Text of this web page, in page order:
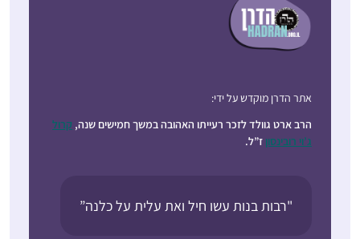
אתר הדרן מוקדש על ידי:
הרב ארט גוולד לזכר רעייתו האהובה במשך חמישים שנה, קרול
ג’וי רובינסון ז”ל.
"רבות בנות עשו חיל ואת עלית על כלנה”